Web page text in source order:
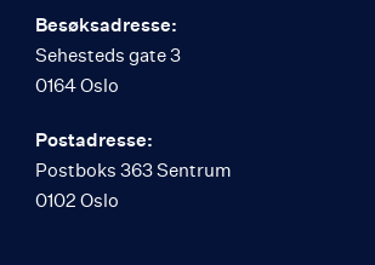
Besøksadresse:
Sehesteds gate 3
0164 Oslo
Postadresse:
Postboks 363 Sentrum
0102 Oslo